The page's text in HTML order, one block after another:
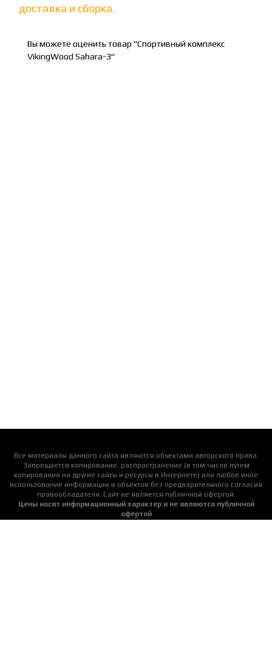
доставка и сборка.
Вы можете оценить товар "Спортивный комплекс
VikingWood Sahara-3"
Все материалы данного сайта являются объектами авторского права.
Запрещается копирование, распространение (в том числе путем
копирования на другие сайты и ресурсы в Интернете) или любое иное
использование информации и объектов без предварительного согласия
правообладателя. Cайт не является публичной офертой.
Цены носят информационный характер и не являются публичной
офертой